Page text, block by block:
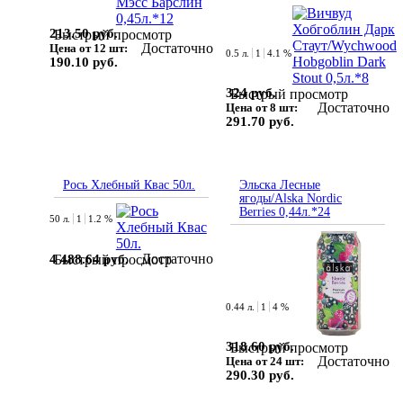
Быстрый просмотр
213.50 руб.
Цена от 12 шт:
190.10 руб.
Достаточно
Быстрый просмотр
0.5 л. 1 4.1 %
324 руб.
Цена от 8 шт:
291.70 руб.
Достаточно
Рось Хлебный Квас 50л.
Быстрый просмотр
50 л. 1 1.2 %
4 488.64 руб. Достаточно
Эльска Лесные
ягоды/Alska Nordic
Berries 0,44л.*24
Быстрый просмотр
0.44 л. 1 4 %
318.60 руб.
Цена от 24 шт:
290.30 руб.
Достаточно